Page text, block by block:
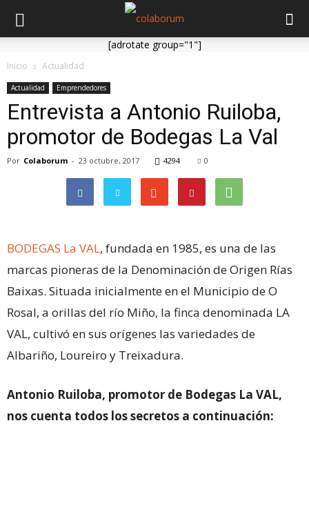
[adrotate group="1"]
Inicio Actualidad
Actualidad Emprendedores
Entrevista a Antonio Ruiloba,
promotor de Bodegas La Val
Por Colaborum - 23 octubre, 2017 4294 0
BODEGAS La VAL, fundada en 1985, es una de las
marcas pioneras de la Denominación de Origen Rías
Baixas. Situada inicialmente en el Municipio de O
Rosal, a orillas del río Miño, la finca denominada LA
VAL, cultivó en sus orígenes las variedades de
Albariño, Loureiro y Treixadura.
Antonio Ruiloba, promotor de Bodegas La VAL,
nos cuenta todos los secretos a continuación: